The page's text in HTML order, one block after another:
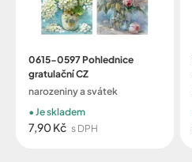
0615-0597 Pohlednice
gratulační CZ
narozeniny a svátek
7,90 Kč s DPH
Je skladem